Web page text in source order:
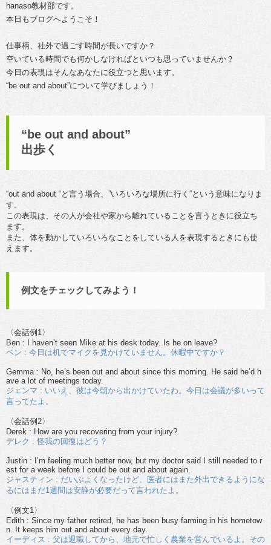
hanaso教材部です。
本日もブログへようこそ！
仕事柄、社外で過ごす時間が長いですか？
空いている時間でも何かしなければといつも思っていませんか？
今日の表現はそんなあなたに役立つと思います。
“be out and about”について学びましょう！
“be out and about”
出歩く
“out and about “と言う場合、”いろいろな場所に行く”という意味になりま
す。
この表現は、その人が会社や家から離れていることを言うときに役立ち
ます。
また、体を動かしていろいろなことをしている人を表現するときにも使
えます。
例文をチェックしてみよう！
〈会話例1〉
Ben : I haven’t seen Mike at his desk today. Is he on leave?
ベン : 今日は机でマイクを見かけていません。休暇中ですか？
Gemma : No, he’s been out and about since this morning. He said he’d h
ave a lot of meetings today.
ジェンマ : いいえ、彼は今朝から出かけていたわ。今日は会議が多いって
言ってたよ。
〈会話例2〉
Derek : How are you recovering from your injury?
デレク : 怪我の回復はどう？
Justin : I’m feeling much better now, but my doctor said I still needed to r
est for a week before I could be out and about again.
ジャスティン : だいぶよくなったけど、医者にはまた外出できるようにな
るにはまだ1週間は安静が必要だって言われたよ。
〈例文1〉
Edith : Since my father retired, he has been busy farming in his hometow
n. It keeps him out and about every day.
イーディス : 父は退職してから、地元で忙しく農業を営んでいるよ。その